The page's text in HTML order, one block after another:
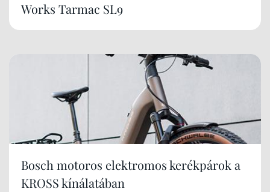
Works Tarmac SL9
Bosch motoros elektromos kerékpárok a
KROSS kínálatában